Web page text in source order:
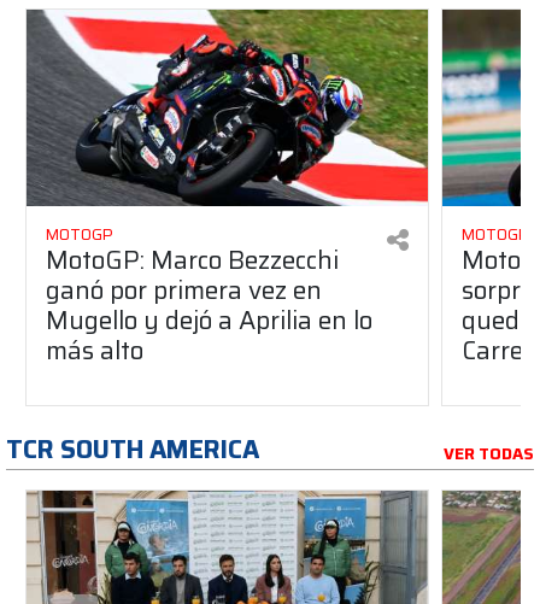
MOTOGP
MotoGP: Marco Bezzecchi
ganó por primera vez en
Mugello y dejó a Aprilia en lo
más alto
MOTOGP
TCR SOUTH AMERICA VER TODAS